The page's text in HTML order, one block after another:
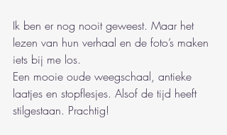
Ik ben er nog nooit geweest. Maar het
lezen van hun verhaal en de foto’s maken
iets bij me los.
Een mooie oude weegschaal, antieke
laatjes en stopflesjes. Alsof de tijd heeft
stilgestaan. Prachtig!